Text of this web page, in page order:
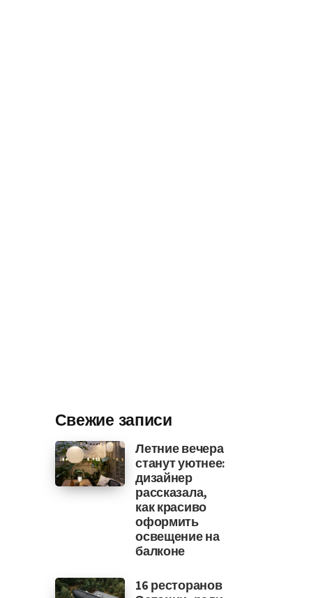
Свежие записи
Летние вечера
станут уютнее:
дизайнер
рассказала,
как красиво
оформить
освещение на
балконе
16 ресторанов